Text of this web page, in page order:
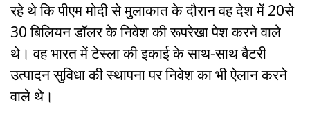
रहे थे कि पीएम मोदी से मुलाकात के दौरान वह देश में 20से
30 बिलियन डॉलर के निवेश की रूपरेखा पेश करने वाले
थे। वह भारत में टेस्ला की इकाई के साथ-साथ बैटरी
उत्पादन सुविधा की स्थापना पर निवेश का भी ऐलान करने
वाले थे।